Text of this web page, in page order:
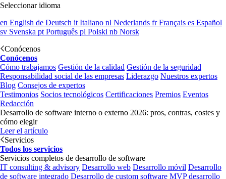
Seleccionar idioma
en English de Deutsch it Italiano nl Nederlands frFrançais es Español
sv Svenska pt Português pl Polski nb Norsk
Conócenos
Conócenos
Cómo trabajamos Gestión de la calidad Gestión de la seguridad
Responsabilidad social de las empresas Liderazgo Nuestros expertos
Blog Consejos de expertos
Testimonios Socios tecnológicos Certificaciones Premios Eventos
Redacción
Desarrollo de software interno o externo 2026: pros, contras, costes y
cómo elegir
Leer el artículo
Servicios
Todos los servicios
Servicios completos de desarrollo de software
IT consulting & advisory Desarrollo web Desarrollo móvil Desarrollo
de software integrado Desarrollo de custom software MVP desarrollo